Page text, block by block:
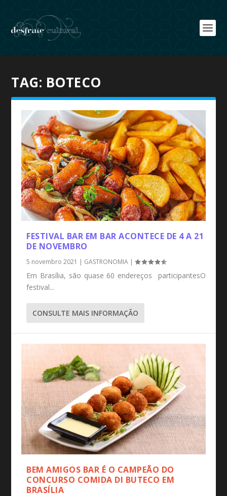
TAG: BOTECO
FESTIVAL BAR EM BAR ACONTECE DE 4 A 21
DE NOVEMBRO
5 novembro 2021 | GASTRONOMIA |
Em Brasília, são quase 60 endereços participantesO
festival...
CONSULTE MAIS INFORMAÇÃO
BEM AMIGOS BAR É O CAMPEÃO DO
CONCURSO COMIDA DI BUTECO EM
BRASÍLIA